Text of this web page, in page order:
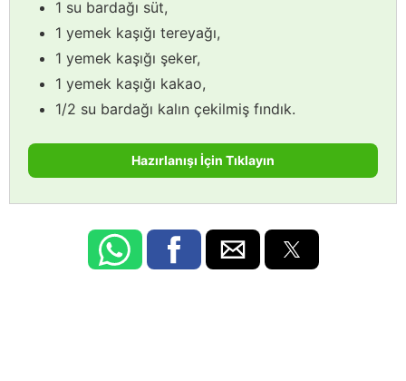
1 su bardağı süt,
1 yemek kaşığı tereyağı,
1 yemek kaşığı şeker,
1 yemek kaşığı kakao,
1/2 su bardağı kalın çekilmiş fındık.
Hazırlanışı İçin Tıklayın